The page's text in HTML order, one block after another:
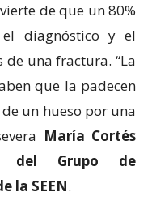
de que un 80%
diagnóstico y el
una fractura. “La
que la padecen
un hueso por una
María Cortés
del Grupo de
la SEEN.